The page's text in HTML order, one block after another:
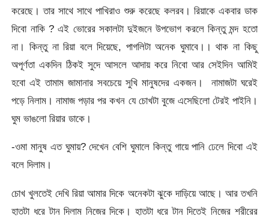
করেছে। তার সাথে সাথে পাখিরাও শুরু করেছে কলরব। রিয়াকে একবার ডাক
দিবো নাকি ? এই ভোরের সকালটা দুইজনে উপভোগ করলে কিন্তু মন্দ হতো
না। কিন্তু না রিয়া বলে দিয়েছে, পাগলিটা অনেক ঘুমাবে।। থাক না কিছু
অপূর্ণতা একদিন ঠিকই সুদে আসলে আদায় করে নিবো আর সেইদিন আমিই
হবো এই তামাম জামানার সবচেয়ে সুখি মানুষদের একজন। নামাজটা ঘরেই
পড়ে নিলাম। নামাজ পড়ার পর কখন যে চোখটা বুজে এসেছিলো টেরই পাইনি।
ঘুম ভাঙলো রিয়ার ডাকে।
-ওমা মানুষ এত ঘুমায়? দেখেন বেশি ঘুমালে কিন্তু গায়ে পানি ঢেলে দিবো এই
বলে দিলাম।
চোখ খুলতেই দেখি রিয়া আমার দিকে অনেকটা ঝুকে দাড়িয়ে আছে। আর তখনি
হাতটা ধরে টান দিলাম নিজের দিকে। হাতটা ধরে টান দিতেই নিজের শরীরের